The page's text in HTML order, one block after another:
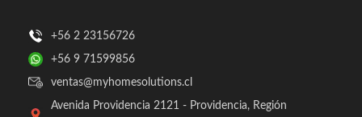
+56 2 23156726
+56 9 71599856
ventas@myhomesolutions.cl
Avenida Providencia 2121 - Providencia, Región